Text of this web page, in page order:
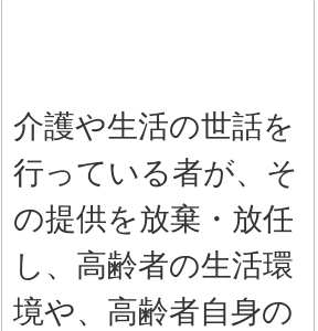
介護や生活の世話を
行っている者が、そ
の提供を放棄・放任
し、高齢者の生活環
境や、高齢者自身の